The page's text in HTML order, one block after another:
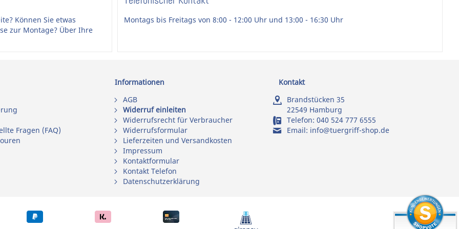
Können Sie etwas
zur Montage? Über Ihre
Montags bis Freitags von 8:00 - 12:00 Uhr und 13:00 - 16:30 Uhr
Fragen (FAQ)
Informationen
AGB
Widerruf einleiten
Widerrufsrecht für Verbraucher
Widerrufsformular
Lieferzeiten und Versandkosten
Impressum
Kontaktformular
Kontakt Telefon
Datenschutzerklärung
Kontakt
Brandstücken 35
22549 Hamburg
Telefon: 040 524 777 6555
Email: info@tuergriff-shop.de